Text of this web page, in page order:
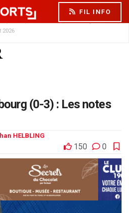
FIL INFO
2026
(0-3) : Les notes
HELBLING
150 0